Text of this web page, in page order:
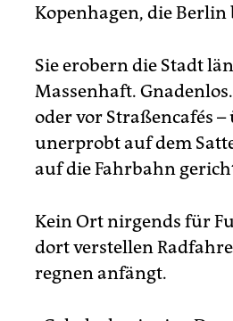
Kopenhagen, die Berlin
Sie erobern die Stadt
Massenhaft.
oder vor Straßencafés
unerprobt auf dem
auf die Fahrbahn
Kein Ort nirgends für
dort verstellen
regnen anfängt.